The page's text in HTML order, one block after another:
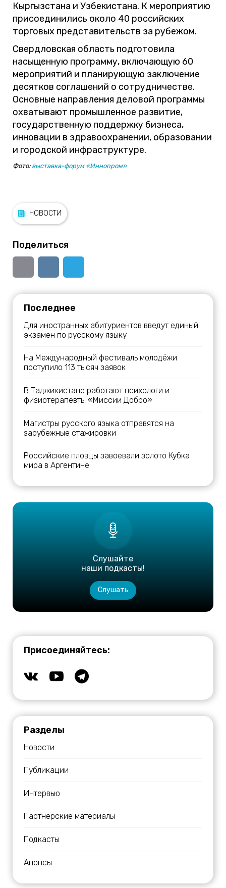
Кыргызстана и Узбекистана. К мероприятию
присоединились около 40 российских
торговых представительств за рубежом.
Свердловская область подготовила
насыщенную программу, включающую 60
мероприятий и планирующую заключение
десятков соглашений о сотрудничестве.
Основные направления деловой программы
охватывают промышленное развитие,
государственную поддержку бизнеса,
инновации в здравоохранении, образовании
и городской инфраструктуре.
Фото: выставка-форум «Иннопром»
НОВОСТИ
Поделиться
Последнее
Для иностранных абитуриентов введут единый
экзамен по русскому языку
На Международный фестиваль молодёжи
поступило 113 тысяч заявок
В Таджикистане работают психологи и
физиотерапевты «Миссии Добро»
Магистры русского языка отправятся на
зарубежные стажировки
Российские пловцы завоевали золото Кубка
мира в Аргентине
Слушайте
наши подкасты!
Слушать
Присоединяйтесь:
Разделы
Новости
Публикации
Интервью
Партнерские материалы
Подкасты
Анонсы